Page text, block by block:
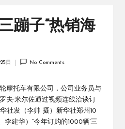
蹦子”热销海
日 No Comments
托车有限公司，公司业务员与
夫·米尔佐通过视频连线洽谈订
社发（李帅 摄）新华社郑州10
李建华）“今年订购的1000辆‘三